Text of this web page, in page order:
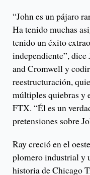
“John es un pájaro
Ha tenido muchas
tenido un éxito
independiente”,
and Cromwell y
reestructuración,
múltiples quiebras y
FTX. “Él es un
pretensiones sobre
Ray creció en el
plomero industrial y
historia de Chicago